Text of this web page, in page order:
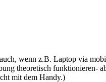
wenn z.B. Laptop via
theoretisch funktionieren-
mit dem Handy.)